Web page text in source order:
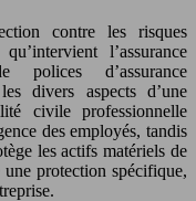
contre les risques
l’assurance
polices d’assurance
divers aspects d’une
civile professionnelle
des employés, tandis
les actifs matériels de
protection spécifique,